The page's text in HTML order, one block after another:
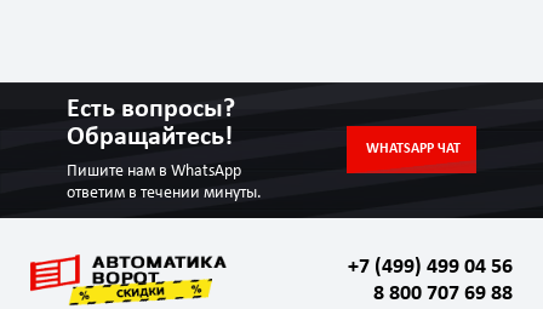
Есть вопросы?
Обращайтесь!
Пишите нам в WhatsApp
ответим в течении минуты.
WHATSAPP ЧАТ
+7 (499) 499 04 56
8 800 707 69 88